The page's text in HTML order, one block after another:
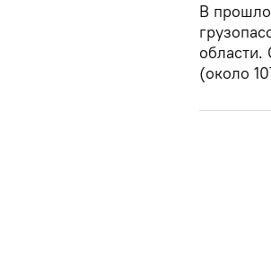
В
области.
(около